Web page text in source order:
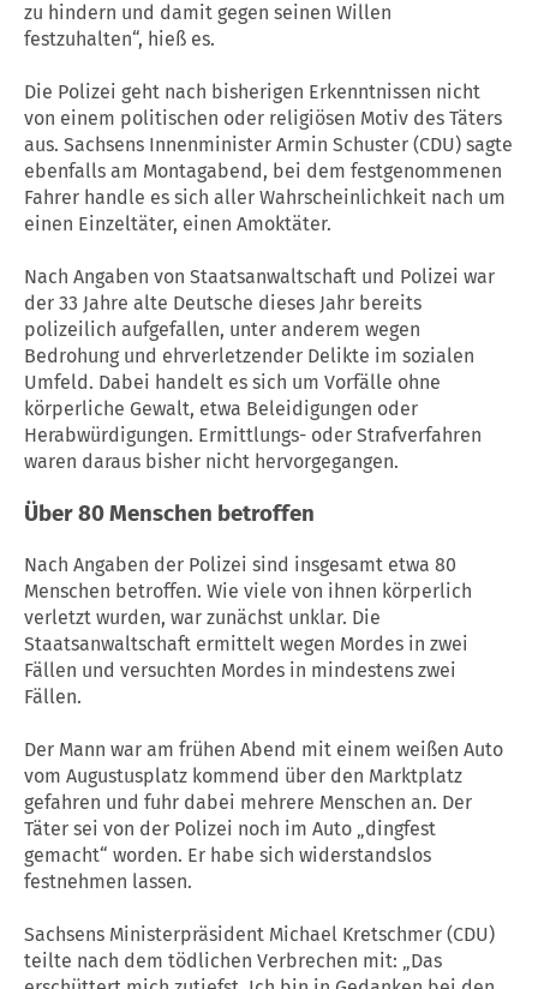
zu hindern und damit gegen seinen Willen
festzuhalten“, hieß es.
Die Polizei geht nach bisherigen Erkenntnissen nicht
von einem politischen oder religiösen Motiv des Täters
aus. Sachsens Innenminister Armin Schuster (CDU) sagte
ebenfalls am Montagabend, bei dem festgenommenen
Fahrer handle es sich aller Wahrscheinlichkeit nach um
einen Einzeltäter, einen Amoktäter.
Nach Angaben von Staatsanwaltschaft und Polizei war
der 33 Jahre alte Deutsche dieses Jahr bereits
polizeilich aufgefallen, unter anderem wegen
Bedrohung und ehrverletzender Delikte im sozialen
Umfeld. Dabei handelt es sich um Vorfälle ohne
körperliche Gewalt, etwa Beleidigungen oder
Herabwürdigungen. Ermittlungs- oder Strafverfahren
waren daraus bisher nicht hervorgegangen.
Über 80 Menschen betroffen
Nach Angaben der Polizei sind insgesamt etwa 80
Menschen betroffen. Wie viele von ihnen körperlich
verletzt wurden, war zunächst unklar. Die
Staatsanwaltschaft ermittelt wegen Mordes in zwei
Fällen und versuchten Mordes in mindestens zwei
Fällen.
Der Mann war am frühen Abend mit einem weißen Auto
vom Augustusplatz kommend über den Marktplatz
gefahren und fuhr dabei mehrere Menschen an. Der
Täter sei von der Polizei noch im Auto „dingfest
gemacht“ worden. Er habe sich widerstandslos
festnehmen lassen.
Sachsens Ministerpräsident Michael Kretschmer (CDU)
teilte nach dem tödlichen Verbrechen mit: „Das